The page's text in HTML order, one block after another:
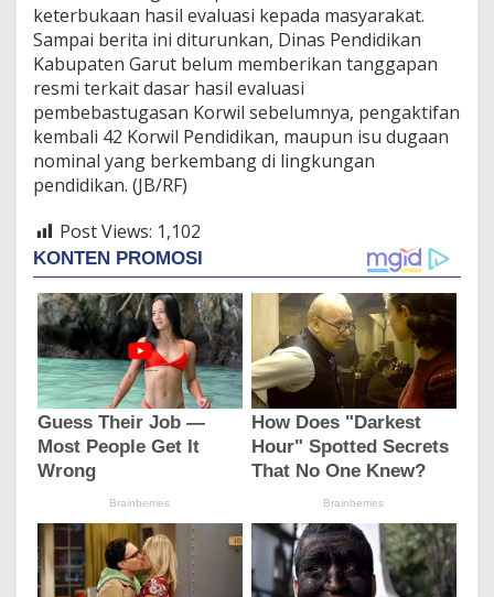
keterbukaan hasil evaluasi kepada masyarakat.
Sampai berita ini diturunkan, Dinas Pendidikan
Kabupaten Garut belum memberikan tanggapan
resmi terkait dasar hasil evaluasi
pembebastugasan Korwil sebelumnya, pengaktifan
kembali 42 Korwil Pendidikan, maupun isu dugaan
nominal yang berkembang di lingkungan
pendidikan. (JB/RF)
Post Views: 1,102